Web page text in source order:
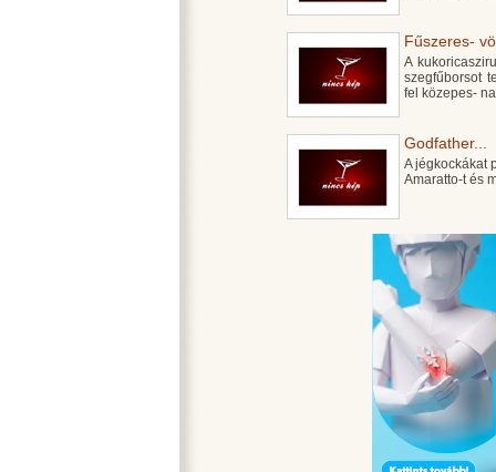
Fűszeres-
A
szegfűborsot
fel közepes-
Godfather...
A jégkockákat
Amaratto-t és